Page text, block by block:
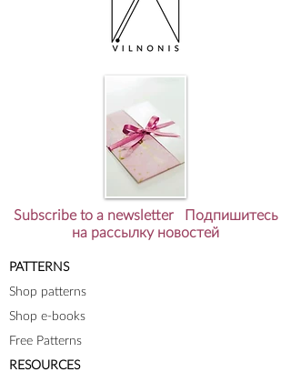
Subscribe to a newsletter Подпишитесь
на рассылку новостей
PATTERNS
Shop patterns
Shop e-books
Free Patterns
RESOURCES